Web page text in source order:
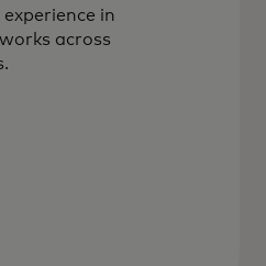
in
across